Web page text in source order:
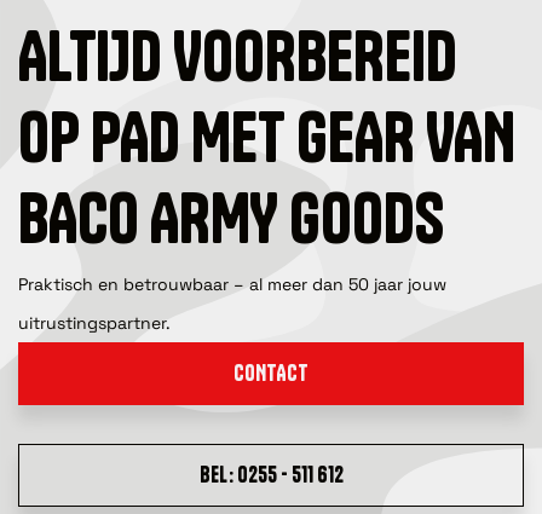
ALTIJD VOORBEREID
OP PAD MET GEAR VAN
BACO ARMY GOODS
Praktisch en betrouwbaar – al meer dan 50 jaar jouw
uitrustingspartner.
CONTACT
BEL: 0255 - 511 612